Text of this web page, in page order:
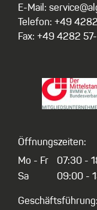
E-Mail:
Telefon: +49
Fax: +49 4282
Öffnungszeiten:
Mo - Fr
Sa
07:30 -
09:00 -